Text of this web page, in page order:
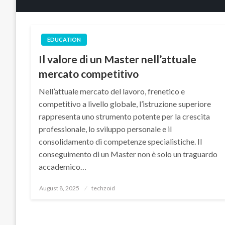
EDUCATION
Il valore di un Master nell’attuale
mercato competitivo
Nell’attuale mercato del lavoro, frenetico e
competitivo a livello globale, l’istruzione superiore
rappresenta uno strumento potente per la crescita
professionale, lo sviluppo personale e il
consolidamento di competenze specialistiche. Il
conseguimento di un Master non è solo un traguardo
accademico…
Posted
August 8, 2025 techzoid